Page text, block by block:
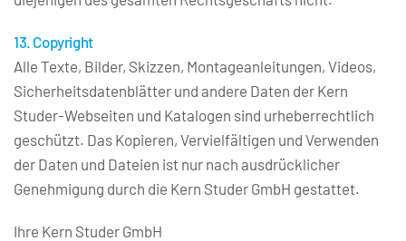
13. Copyright
Alle Texte, Bilder, Skizzen, Montageanleitungen, Videos,
Sicherheitsdatenblätter und andere Daten der Kern
Studer-Webseiten und Katalogen sind urheberrechtlich
geschützt. Das Kopieren, Vervielfältigen und Verwenden
der Daten und Dateien ist nur nach ausdrücklicher
Genehmigung durch die Kern Studer GmbH gestattet.
Ihre Kern Studer GmbH